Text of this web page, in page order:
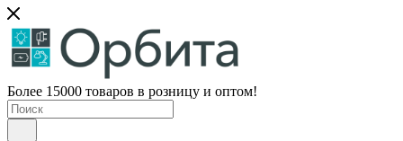
Более 15000 товаров в розницу и оптом!